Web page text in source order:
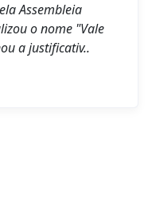
Assembleia
o nome "Vale
a justificativ..